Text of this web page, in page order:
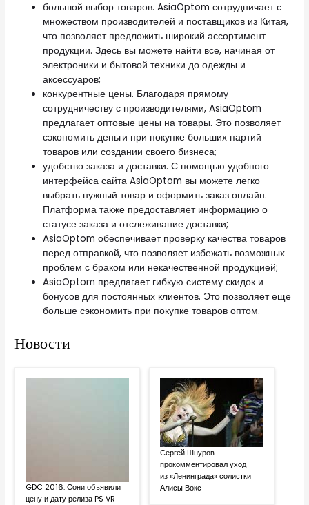
большой выбор товаров. AsiaOptom сотрудничает с
множеством производителей и поставщиков из Китая,
что позволяет предложить широкий ассортимент
продукции. Здесь вы можете найти все, начиная от
электроники и бытовой техники до одежды и
аксессуаров;
конкурентные цены. Благодаря прямому
сотрудничеству с производителями, AsiaOptom
предлагает оптовые цены на товары. Это позволяет
сэкономить деньги при покупке больших партий
товаров или создании своего бизнеса;
удобство заказа и доставки. С помощью удобного
интерфейса сайта AsiaOptom вы можете легко
выбрать нужный товар и оформить заказ онлайн.
Платформа также предоставляет информацию о
статусе заказа и отслеживание доставки;
AsiaOptom обеспечивает проверку качества товаров
перед отправкой, что позволяет избежать возможных
проблем с браком или некачественной продукцией;
AsiaOptom предлагает гибкую систему скидок и
бонусов для постоянных клиентов. Это позволяет еще
больше сэкономить при покупке товаров оптом.
Новости
GDC 2016: Сони объявили
цену и дату релиза PS VR
Сергей Шнуров
прокомментировал уход
из «Ленинграда» солистки
Алисы Вокс